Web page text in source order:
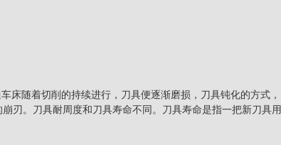
随着切削的持续进行，刀具便逐渐磨损，刀具钝化的方式，
刃。刀具耐周度和刀具寿命不同。刀具寿命是指一把新刀具用